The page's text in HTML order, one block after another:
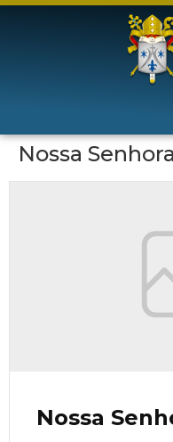
Nossa
Nossa